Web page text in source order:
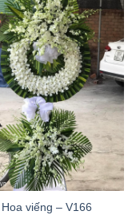
Hoa viếng – V166